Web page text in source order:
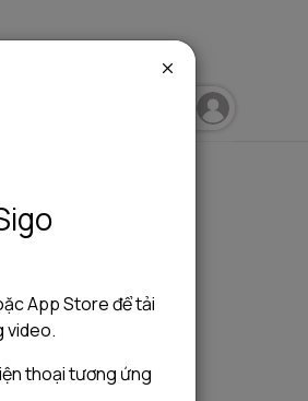
App Store để tải
video.
thoại tương ứng